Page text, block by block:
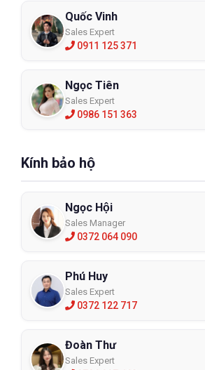
Quốc Vinh
Sales Expert
0911 125 371
Ngọc Tiên
Sales Expert
0986 151 363
Kính bảo hộ
Ngọc Hội
Sales Manager
0372 064 090
Phú Huy
Sales Expert
0372 122 717
Đoàn Thư
Sales Expert